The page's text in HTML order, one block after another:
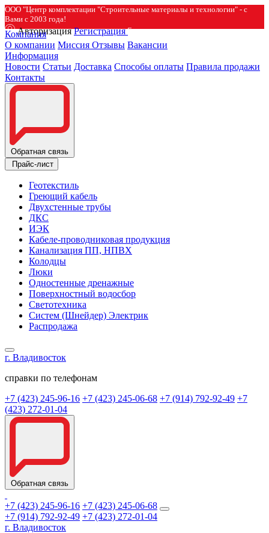
ООО "Центр комплектации "Строительные материалы и технологии" - с
Вами с 2003 года!
Авторизация Регистрация
Компания
О компании Миссия Отзывы Вакансии
Информация
Новости Статьи Доставка Способы оплаты Правила продажи
Контакты
Обратная связь
Прайс-лист
Геотекстиль
Греющий кабель
Двухстенные трубы
ДКС
ИЭК
Кабеле-проводниковая продукция
Канализация ПП, НПВХ
Колодцы
Люки
Одностенные дренажные
Поверхностный водосбор
Светотехника
Систем (Шнейдер) Электрик
Распродажа
г. Владивосток
справки по телефонам
+7 (423) 245-96-16 +7 (423) 245-06-68 +7 (914) 792-92-49 +7
(423) 272-01-04
Обратная связь
+7 (423) 245-96-16 +7 (423) 245-06-68
+7 (914) 792-92-49 +7 (423) 272-01-04
г. Владивосток